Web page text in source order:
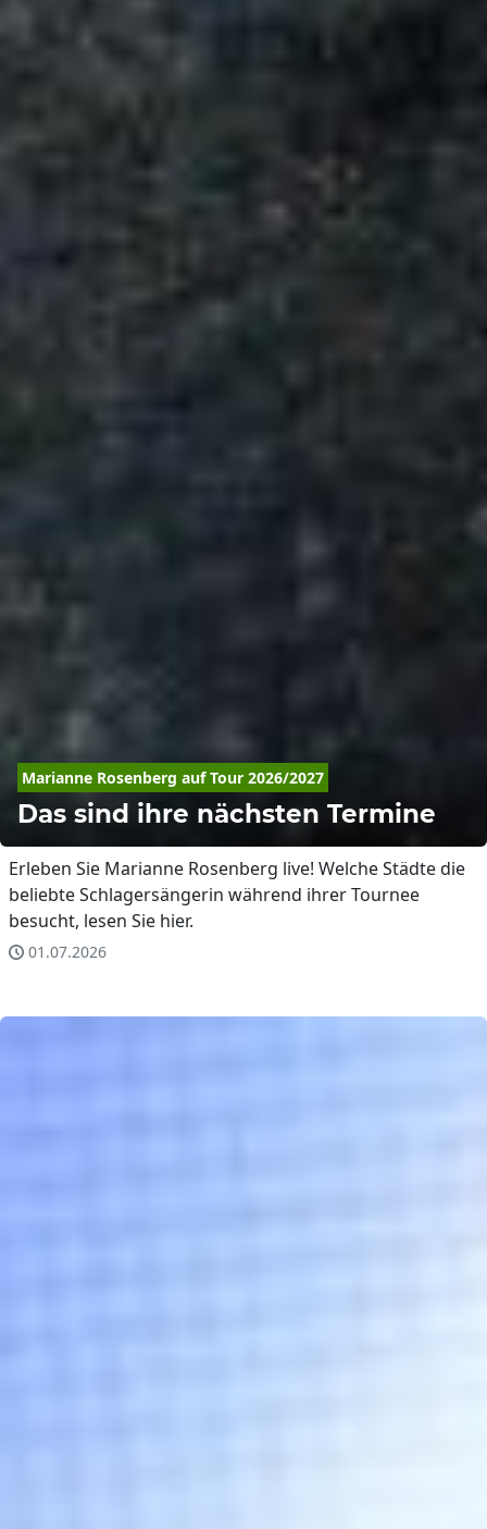
Marianne Rosenberg auf Tour 2026/2027
Das sind ihre nächsten Termine
Erleben Sie Marianne Rosenberg live! Welche Städte die
beliebte Schlagersängerin während ihrer Tournee
besucht, lesen Sie hier.
01.07.2026